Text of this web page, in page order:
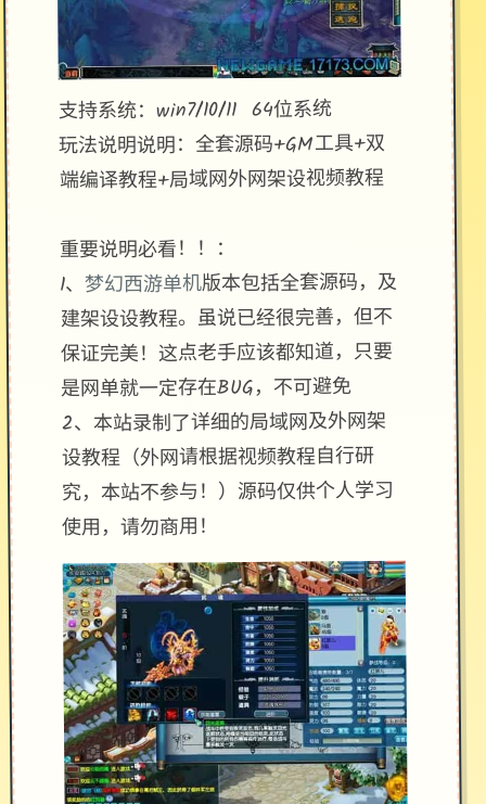
支持系统：win7/10/11 64位系统
玩法说明说明：全套源码+GM工具+双
端编译教程+局域网外网架设视频教程
重要说明必看！！：
1、梦幻西游单机版本包括全套源码，及
建架设设教程。虽说已经很完善，但不
保证完美！这点老手应该都知道，只要
是网单就一定存在BUG，不可避免
2、本站录制了详细的局域网及外网架
设教程（外网请根据视频教程自行研
究，本站不参与！）源码仅供个人学习
使用，请勿商用！